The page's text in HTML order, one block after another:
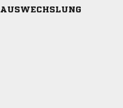
AUSWECHSLUNG